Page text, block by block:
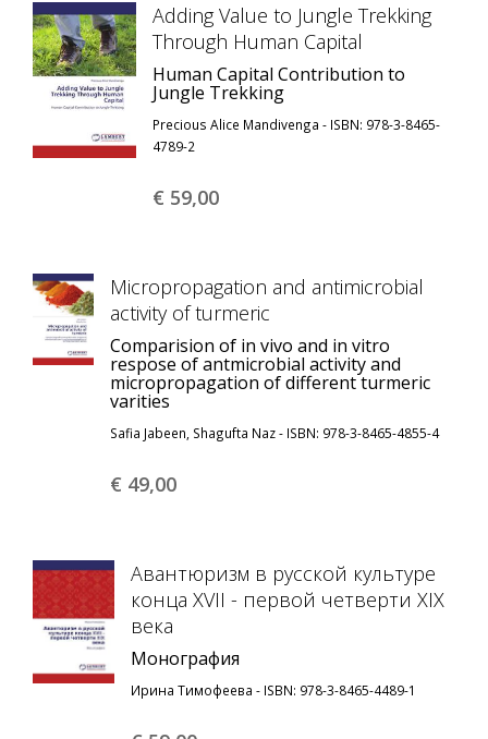
Adding Value to Jungle Trekking
Through Human Capital
Human Capital Contribution to
Jungle Trekking
Precious Alice Mandivenga - ISBN: 978-3-8465-
4789-2
€ 59,00
Micropropagation and antimicrobial
activity of turmeric
Comparision of in vivo and in vitro
respose of antmicrobial activity and
micropropagation of different turmeric
varities
Safia Jabeen, Shagufta Naz - ISBN: 978-3-8465-4855-4
€ 49,00
Авантюризм в русской культуре
конца XVII - первой четверти XIX
века
Монография
Ирина Тимофеева - ISBN: 978-3-8465-4489-1